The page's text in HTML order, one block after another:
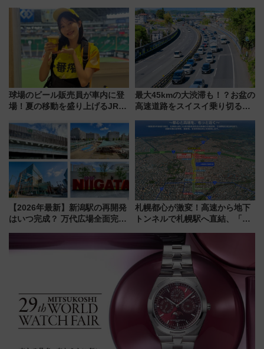
用は今冬から
球場のビール販売員が車内に登
場！夏の移動を盛り上げるJR九
月7日限定 ソフトバンクホーク
スとコラボ
最大45kmの大渋滞も！？お盆の
高速道路をスイスイ乗り切る快
【2026年最新】新潟駅の再開発
はいつ完成？ 万代広場全面完成
解説！
札幌都心が激変！高速から地下
トンネルで札幌駅へ直結、「創
から本格着工、延長4.8km整備
事業の全貌